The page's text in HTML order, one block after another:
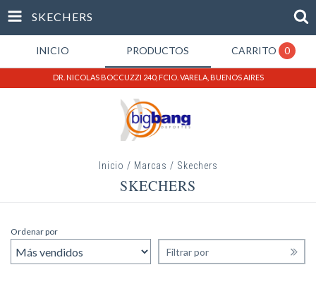
SKECHERS
INICIO PRODUCTOS CARRITO 0
DR. NICOLAS BOCCUZZI 240, FCIO. VARELA, BUENOS AIRES
Inicio / Marcas / Skechers
SKECHERS
Ordenar por
Filtrar por